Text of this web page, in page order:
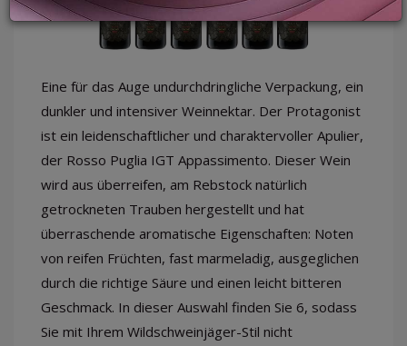
Eine für das Auge undurchdringliche Verpackung, ein
dunkler und intensiver Weinnektar. Der Protagonist
ist ein leidenschaftlicher und charaktervoller Apulier,
der Rosso Puglia IGT Appassimento. Dieser Wein
wird aus überreifen, am Rebstock natürlich
getrockneten Trauben hergestellt und hat
überraschende aromatische Eigenschaften: Noten
von reifen Früchten, fast marmeladig, ausgeglichen
durch die richtige Säure und einen leicht bitteren
Geschmack. In dieser Auswahl finden Sie 6, sodass
Sie mit Ihrem Wildschweinjäger-Stil nicht